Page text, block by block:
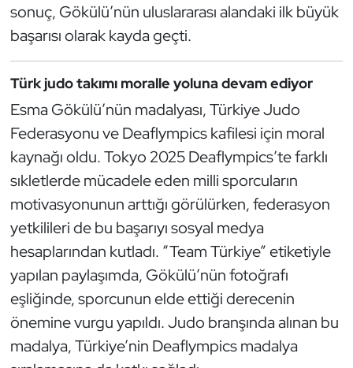
sonuç, Gökülü’nün uluslararası alandaki ilk büyük
başarısı olarak kayda geçti.
Türk judo takımı moralle yoluna devam ediyor
Esma Gökülü’nün madalyası, Türkiye Judo
Federasyonu ve Deaflympics kafilesi için moral
kaynağı oldu. Tokyo 2025 Deaflympics’te farklı
sıkletlerde mücadele eden milli sporcuların
motivasyonunun arttığı görülürken, federasyon
yetkilileri de bu başarıyı sosyal medya
hesaplarından kutladı. “Team Türkiye” etiketiyle
yapılan paylaşımda, Gökülü’nün fotoğrafı
eşliğinde, sporcunun elde ettiği derecenin
önemine vurgu yapıldı. Judo branşında alınan bu
madalya, Türkiye’nin Deaflympics madalya
Kempo
Kürek
Masa Tenisi
Modern Pentatlon
Motor Sporları
Muay Thai
Okçuluk
Optimist